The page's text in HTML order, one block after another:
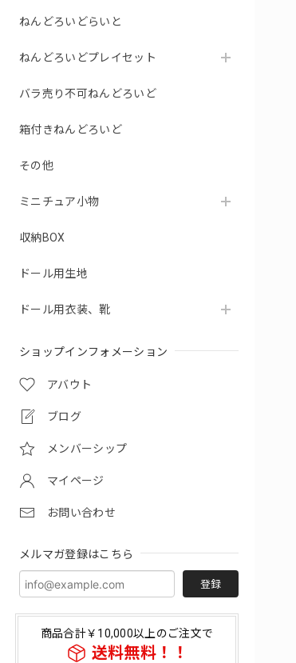
ねんどろいどらいと
ねんどろいどプレイセット
バラ売り不可ねんどろいど
箱付きねんどろいど
その他
ミニチュア小物
収納BOX
ドール用生地
ドール用衣装、靴
ショップインフォメーション
アバウト
ブログ
メンバーシップ
マイページ
お問い合わせ
メルマガ登録はこちら
登録
商品合計￥10,000以上のご注文で
送料無料！！